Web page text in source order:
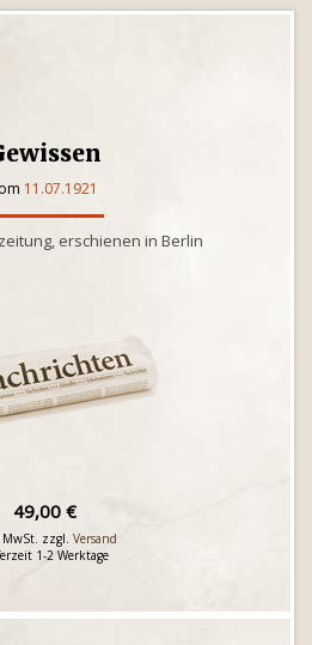
11.07.1921
erschienen in Berlin
49,00 €
zzgl. Versand
1-2 Werktage